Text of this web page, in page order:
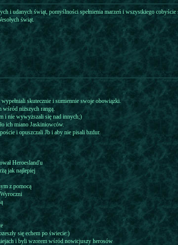
i udanych świąt, pomyślności spełnienia marzeń i wszystkiego
świąt.
skutecznie i sumiennie swoje obowiązki.
wśród niższych rangą.
i nie wywyższali się nad innych;)
ich miano Jaskiniowców.
i opuszczali Jb i aby nie pisali bzdur.
Heroesland'u
jak najlepiej
z pomocą
się echem po świecie:)
i byli wzorem wśród nowicjuszy herosów